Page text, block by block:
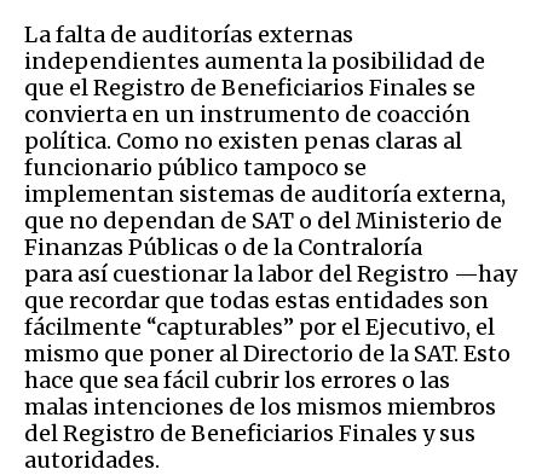
La falta de auditorías externas
independientes aumenta la posibilidad de
que el Registro de Beneficiarios Finales se
convierta en un instrumento de coacción
política. Como no existen penas claras al
funcionario público tampoco se
implementan sistemas de auditoría externa,
que no dependan de SAT o del Ministerio de
Finanzas Públicas o de la Contraloría
para así cuestionar la labor del Registro —hay
que recordar que todas estas entidades son
fácilmente “capturables” por el Ejecutivo, el
mismo que poner al Directorio de la SAT. Esto
hace que sea fácil cubrir los errores o las
malas intenciones de los mismos miembros
del Registro de Beneficiarios Finales y sus
autoridades.